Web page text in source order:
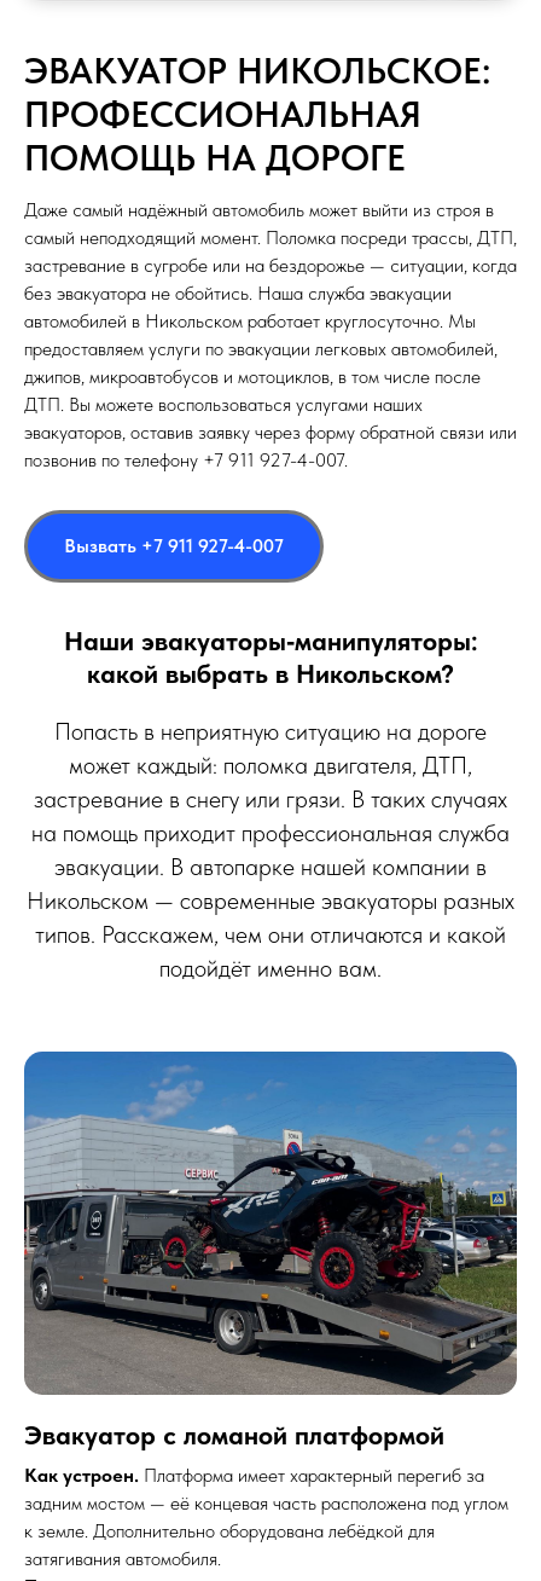
ЭВАКУАТОР НИКОЛЬСКОЕ:
ПРОФЕССИОНАЛЬНАЯ
ПОМОЩЬ НА ДОРОГЕ
Даже самый надёжный автомобиль может выйти из строя в
самый неподходящий момент. Поломка посреди трассы, ДТП,
застревание в сугробе или на бездорожье — ситуации, когда
без эвакуатора не обойтись. Наша служба эвакуации
автомобилей в Никольском работает круглосуточно. Мы
предоставляем услуги по эвакуации легковых автомобилей,
джипов, микроавтобусов и мотоциклов, в том числе после
ДТП. Вы можете воспользоваться услугами наших
эвакуаторов, оставив заявку через форму обратной связи или
позвонив по телефону +7 911 927-4-007.
Вызвать +7 911 927-4-007
Наши эвакуаторы‑манипуляторы:
какой выбрать в Никольском?
Попасть в неприятную ситуацию на дороге
может каждый: поломка двигателя, ДТП,
застревание в снегу или грязи. В таких случаях
на помощь приходит профессиональная служба
эвакуации. В автопарке нашей компании в
Никольском — современные эвакуаторы разных
типов. Расскажем, чем они отличаются и какой
подойдёт именно вам.
Эвакуатор с ломаной платформой
Как устроен. Платформа имеет характерный перегиб за
задним мостом — её концевая часть расположена под углом
к земле. Дополнительно оборудована лебёдкой для
затягивания автомобиля.